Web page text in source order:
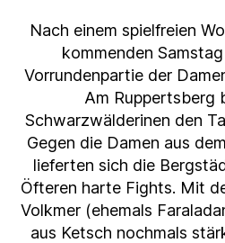
Nach einem spielfreien
kommenden
Vorrundenpartie der
Am Ruppertsberg
Schwarzwälderinen den
Gegen die Damen aus
lieferten sich die
Öfteren harte Fights. Mit
Volkmer (ehemals
aus Ketsch nochmals